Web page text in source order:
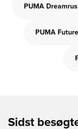
PUMA
PUMA Future
Sidst